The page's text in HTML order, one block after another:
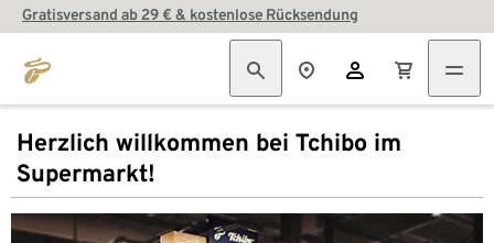
Gratisversand ab 29 € & kostenlose Rücksendung
Herzlich willkommen bei Tchibo im
Supermarkt!